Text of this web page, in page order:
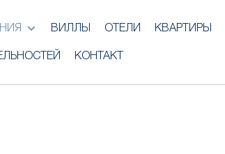
ВИЛЛЫ ОТЕЛИ КВАРТИРЫ
КОНТАКТ